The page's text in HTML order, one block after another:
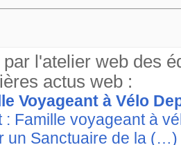
par l'atelier web des
actus web :
Voyageant à Vélo
: Famille voyageant à
un Sanctuaire de la (…)